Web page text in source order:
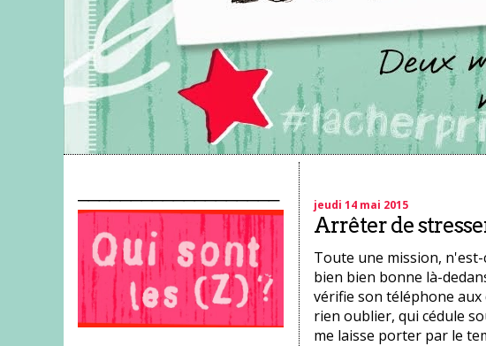
jeudi 14 mai 2015
Arrêter de
Toute une mission, n'est-
bien bien bonne là-
vérifie son téléphone
rien oublier, qui cédule
me laisse porter par le